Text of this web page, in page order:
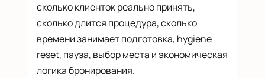
сколько клиенток реально принять,
сколько длится процедура, сколько
времени занимает подготовка, hygiene
reset, пауза, выбор места и экономическая
логика бронирования.